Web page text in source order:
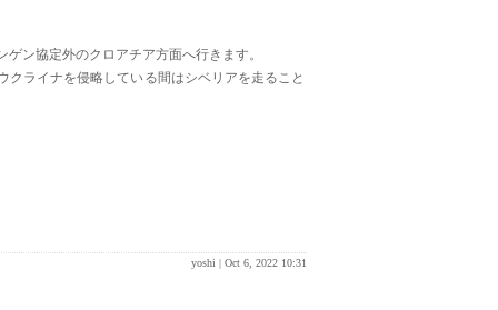
ン協定外のクロアチア方面へ行きます。
ライナを侵略している間はシベリアを走ること
yoshi | Oct 6, 2022 10:31